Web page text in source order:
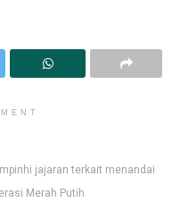
jajaran terkait menandai
Merah Putih